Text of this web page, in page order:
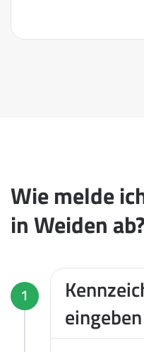
Wie melde
in Weiden ab?
1
eingeben